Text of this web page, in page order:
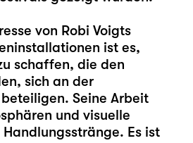
von Robi Voigts
ist es,
schaffen, die den
sich an der
Seine Arbeit
und visuelle
Es ist